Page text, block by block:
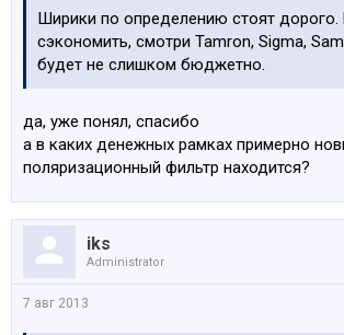
Ширики по определению стоят дорого.
сэкономить, смотри Tamron, Sigma,
будет не слишком бюджетно.
да, уже понял, спасибо
а в каких денежных рамках примерно
поляризационный фильтр находится?
iks
Administrator
7 авг 2013